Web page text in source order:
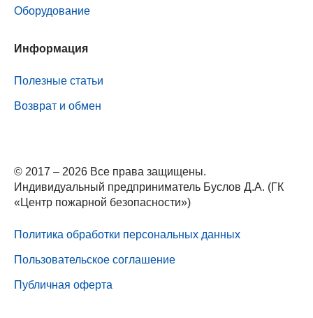
Оборудование
Информация
Полезные статьи
Возврат и обмен
© 2017 – 2026 Все права защищены.
Индивидуальный предприниматель Буслов Д.А. (ГК
«Центр пожарной безопасности»)
Политика обработки персональных данных
Пользовательское соглашение
Публичная оферта